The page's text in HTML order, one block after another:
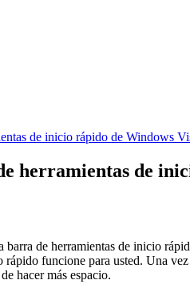
de inicio rápido de Windows
herramientas de
de herramientas de inicio
funcione para usted. Una
hacer más espacio.